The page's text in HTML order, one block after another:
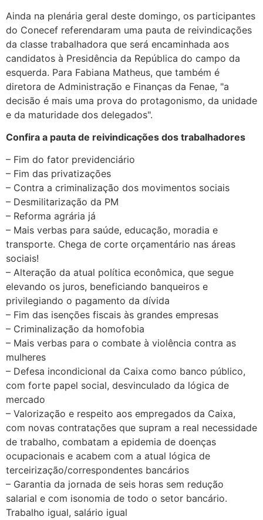
Ainda na plenária geral deste domingo, os participantes
do Conecef referendaram uma pauta de reivindicações
da classe trabalhadora que será encaminhada aos
candidatos à Presidência da República do campo da
esquerda. Para Fabiana Matheus, que também é
diretora de Administração e Finanças da Fenae, "a
decisão é mais uma prova do protagonismo, da unidade
e da maturidade dos delegados".
Confira a pauta de reivindicações dos trabalhadores
– Fim do fator previdenciário
– Fim das privatizações
– Contra a criminalização dos movimentos sociais
– Desmilitarização da PM
– Reforma agrária já
– Mais verbas para saúde, educação, moradia e
transporte. Chega de corte orçamentário nas áreas
sociais!
– Alteração da atual política econômica, que segue
elevando os juros, beneficiando banqueiros e
privilegiando o pagamento da dívida
– Fim das isenções fiscais às grandes empresas
– Criminalização da homofobia
– Mais verbas para o combate à violência contra as
mulheres
– Defesa incondicional da Caixa como banco público,
com forte papel social, desvinculado da lógica de
mercado
– Valorização e respeito aos empregados da Caixa,
com novas contratações que supram a real necessidade
de trabalho, combatam a epidemia de doenças
ocupacionais e acabem com a atual lógica de
terceirização/correspondentes bancários
– Garantia da jornada de seis horas sem redução
salarial e com isonomia de todo o setor bancário.
Trabalho igual, salário igual